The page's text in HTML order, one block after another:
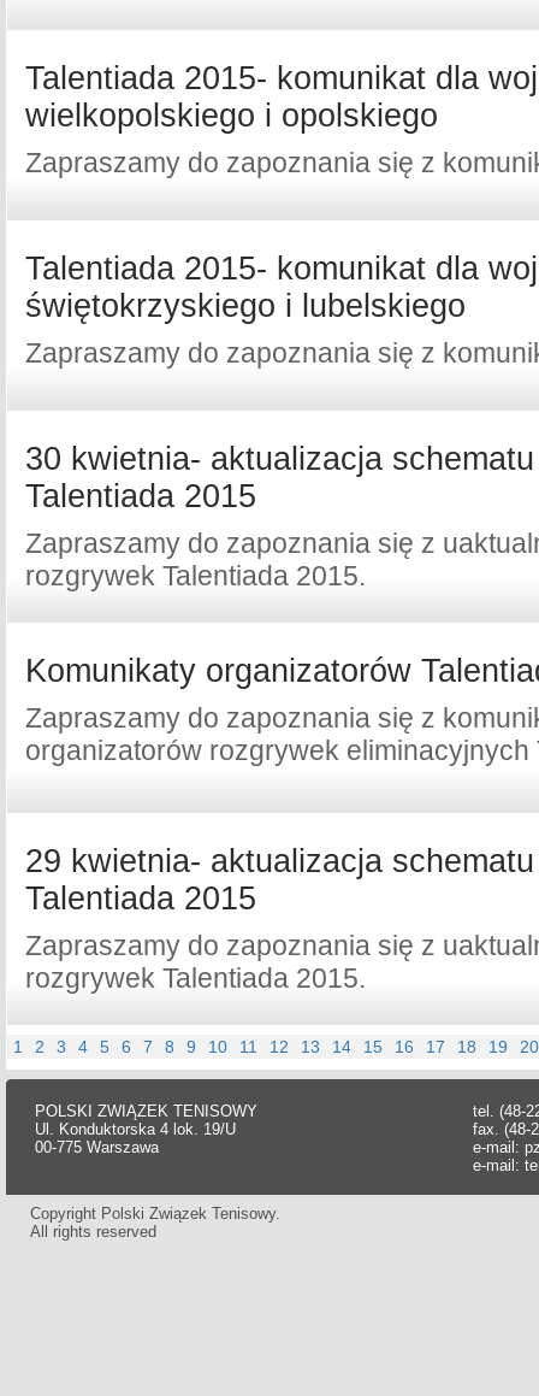
Talentiada 2015- komunikat dla
wielkopolskiego i opolskiego
Zapraszamy do zapoznania się z
Talentiada 2015- komunikat dla
świętokrzyskiego i lubelskiego
Zapraszamy do zapoznania się z
30 kwietnia- aktualizacja
Talentiada 2015
Zapraszamy do zapoznania się z
rozgrywek Talentiada 2015.
Komunikaty organizatorów
Zapraszamy do zapoznania się z
organizatorów rozgrywek eliminacyjnych
29 kwietnia- aktualizacja
Talentiada 2015
Zapraszamy do zapoznania się z
rozgrywek Talentiada 2015.
1 2 3 4 5 6 7 8 9 10 11 12 13 14 15 16 17 18 19 20
POLSKI ZWIĄZEK TENISOWY
Ul. Konduktorska 4 lok. 19/U
00-775 Warszawa
tel. (48-
fax. (48-
e-mail:
e-mail:
Copyright Polski Związek Tenisowy.
All rights reserved